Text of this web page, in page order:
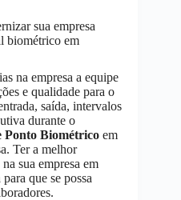
sua empresa
biométrico em
na empresa a equipe
e qualidade para o
saída, intervalos
durante o
Ponto Biométrico em
Ter a melhor
sua empresa em
que se possa